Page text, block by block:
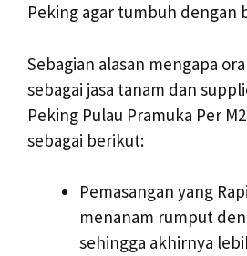
Peking agar tumbuh dengan
Sebagian alasan mengapa
sebagai jasa tanam dan
Peking Pulau Pramuka Per
sebagai berikut:
Pemasangan yang
menanam rumput
sehingga akhirnya